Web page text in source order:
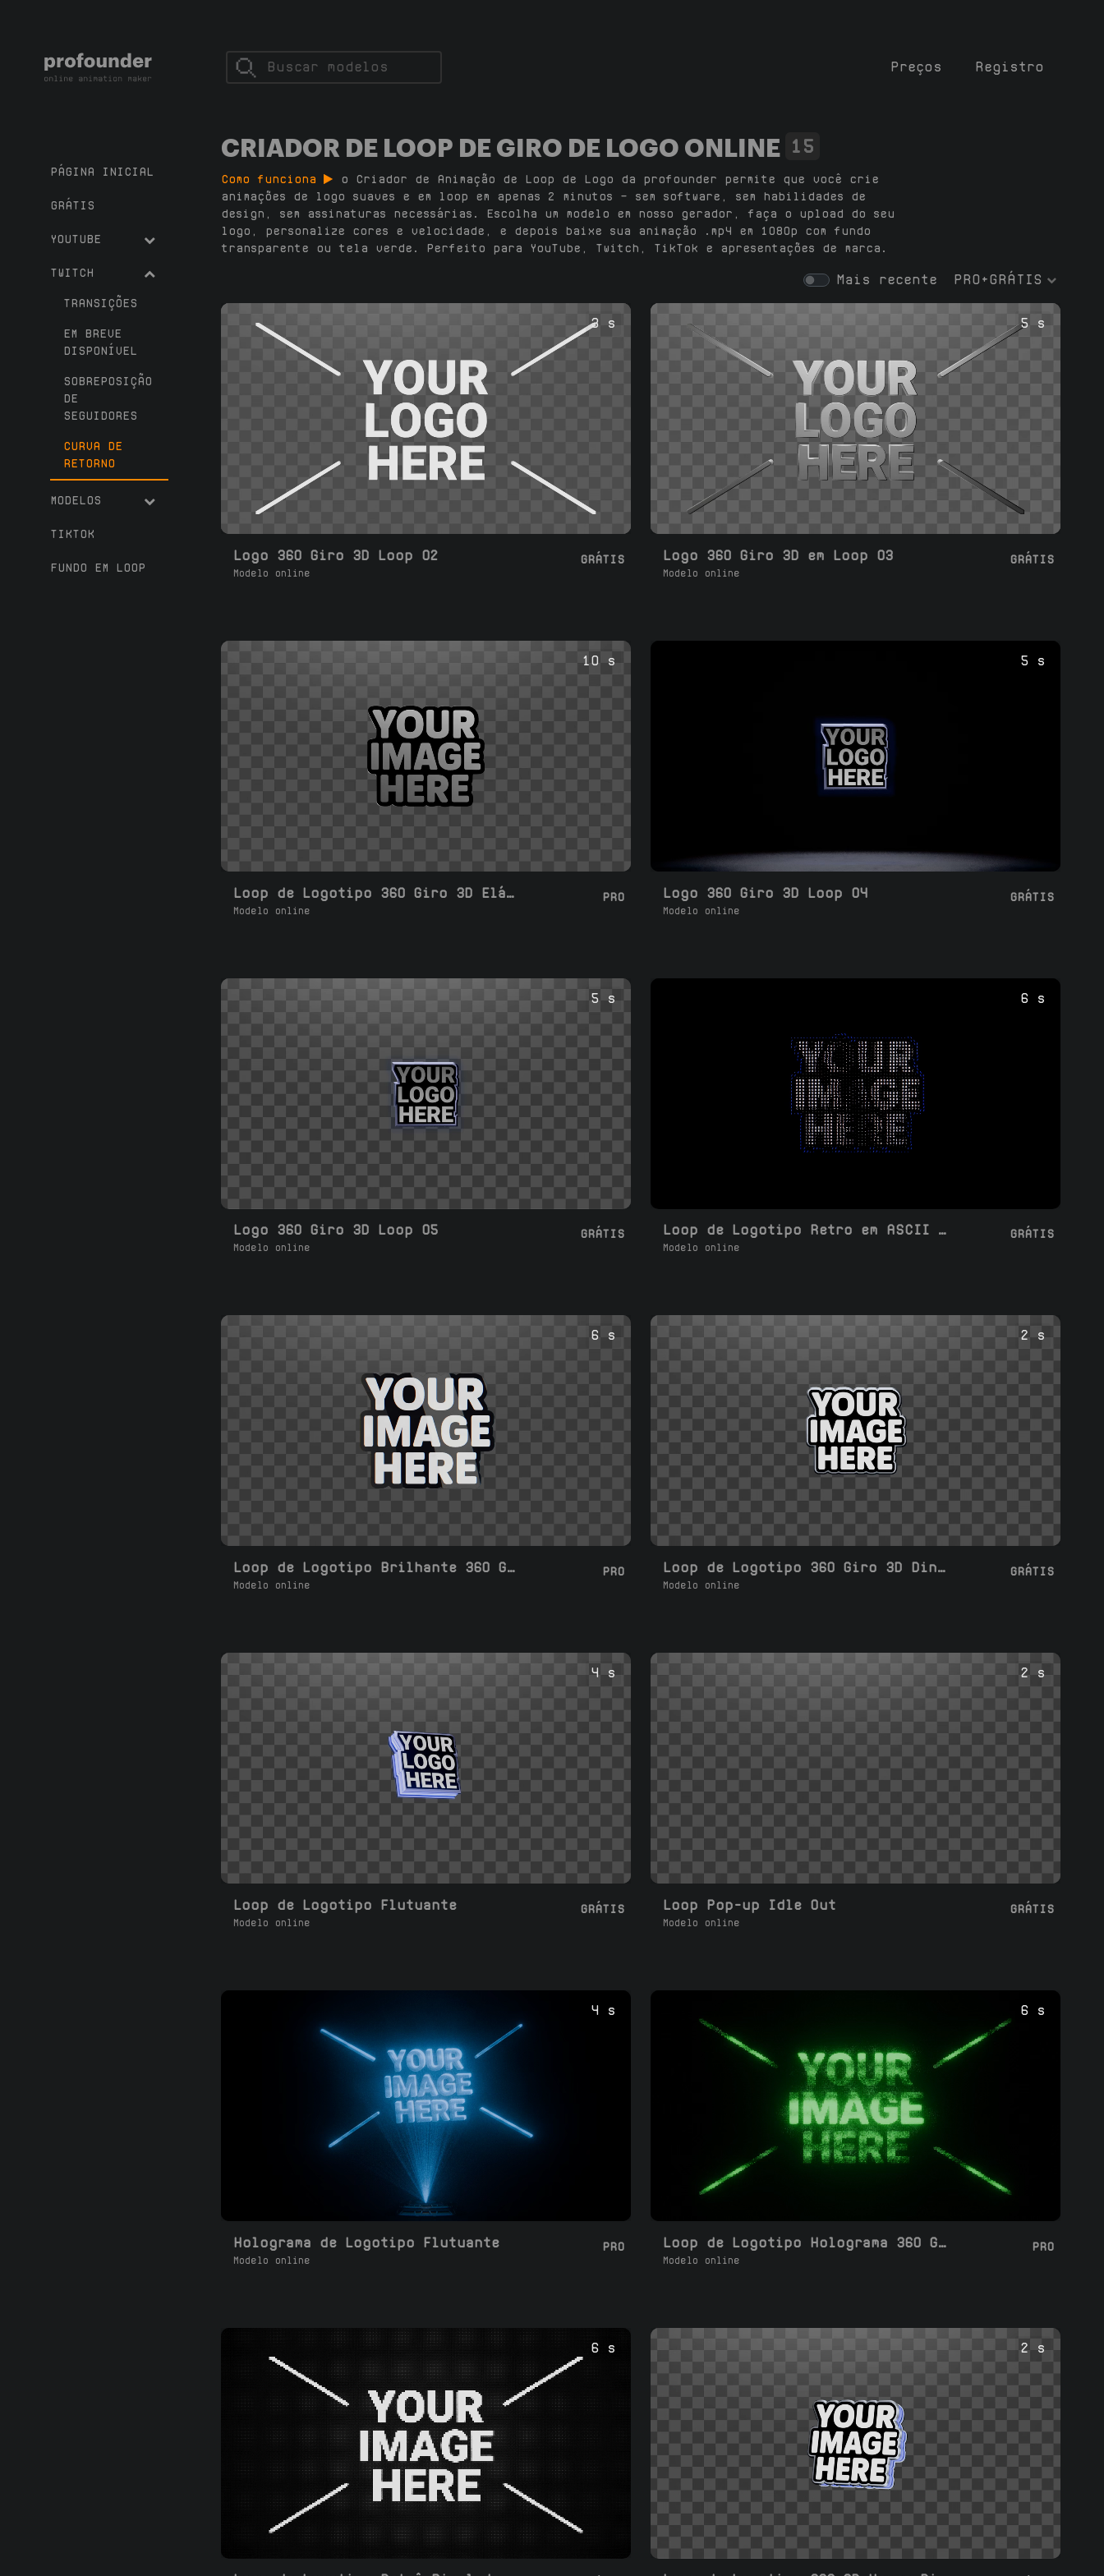
Preços Registro
PÁGINA INICIAL
GRÁTIS
YOUTUBE
TWITCH
TRANSIÇÕES
EM BREVE
DISPONÍVEL
SOBREPOSIÇÃO
DE
SEGUIDORES
CURVA DE
RETORNO
MODELOS
TIKTOK
FUNDO EM LOOP
CRIADOR DE LOOP DE GIRO DE LOGO ONLINE 15
Como funciona
o Criador de Animação de Loop de Logo da profounder permite que você crie
animações de logo suaves e em loop em apenas 2 minutos — sem software, sem habilidades de
design, sem assinaturas necessárias. Escolha um modelo em nosso gerador, faça o upload do seu
logo, personalize cores e velocidade, e depois baixe sua animação .mp4 em 1080p com fundo
transparente ou tela verde. Perfeito para YouTube, Twitch, TikTok e apresentações de marca.
Mais recente PRO+GRÁTIS
3 s
Logo 360 Giro 3D Loop 02
Modelo online
GRÁTIS
5 s
Logo 360 Giro 3D em Loop 03
Modelo online
GRÁTIS
10 s
Loop de Logotipo 360 Giro 3D Elástico
Modelo online
PRO
5 s
Logo 360 Giro 3D Loop 04
Modelo online
GRÁTIS
5 s
Logo 360 Giro 3D Loop 05
Modelo online
GRÁTIS
6 s
Loop de Logotipo Retro em ASCII Art Girando
Modelo online
GRÁTIS
6 s
Loop de Logotipo Brilhante 360 Giro 3D
Modelo online
PRO
2 s
Loop de Logotipo 360 Giro 3D Dinâmico
Modelo online
GRÁTIS
4 s
Loop de Logotipo Flutuante
Modelo online
GRÁTIS
2 s
Loop Pop-up Idle Out
Modelo online
GRÁTIS
4 s
Holograma de Logotipo Flutuante
Modelo online
PRO
6 s
Loop de Logotipo Holograma 360 Giro 3D
Modelo online
PRO
6 s 2 s